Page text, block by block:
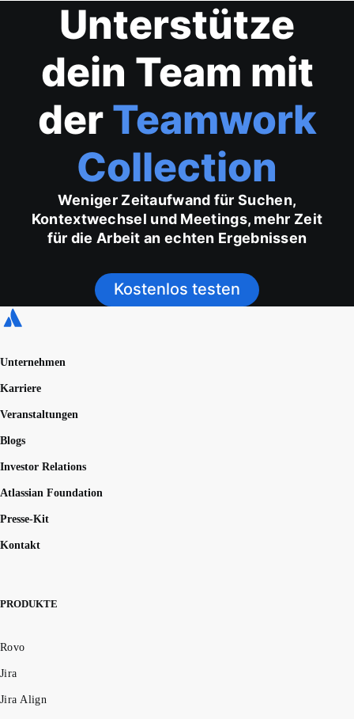
Unterstütze
dein Team mit
der Teamwork
Collection
Weniger Zeitaufwand für Suchen,
Kontextwechsel und Meetings, mehr Zeit
für die Arbeit an echten Ergebnissen
Kostenlos testen
Unternehmen
Karriere
Veranstaltungen
Blogs
Investor Relations
Atlassian Foundation
Presse-Kit
Kontakt
PRODUKTE
Rovo
Jira
Jira Align